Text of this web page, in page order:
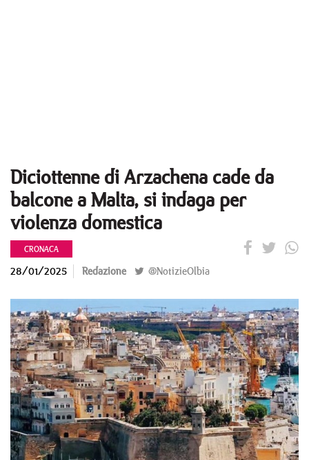
Diciottenne di Arzachena cade da
balcone a Malta, si indaga per
violenza domestica
CRONACA
28/01/2025 Redazione @NotizieOlbia